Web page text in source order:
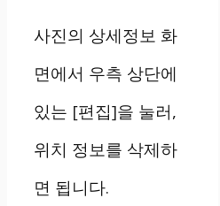
사진의 상세정보 화
면에서 우측 상단에
있는 [편집]을 눌러,
위치 정보를 삭제하
면 됩니다.